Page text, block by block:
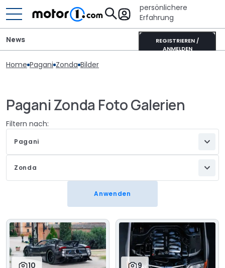
persönlichere
Erfahrung
REGISTRIEREN /
ANMELDEN
News
Home Pagani Zonda Bilder
Pagani Zonda Foto Galerien
Filtern nach:
Pagani
Zonda
10 9